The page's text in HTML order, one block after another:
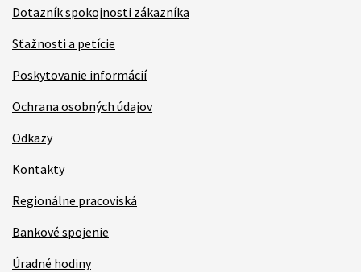
Dotazník spokojnosti zákazníka
Sťažnosti a petície
Poskytovanie informácií
Ochrana osobných údajov
Odkazy
Kontakty
Regionálne pracoviská
Bankové spojenie
Úradné hodiny